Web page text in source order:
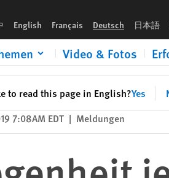
English Français Deutsch 日本語
Video & Fotos
to read this page in English?Yes
7:08AM EDT | Meldungen